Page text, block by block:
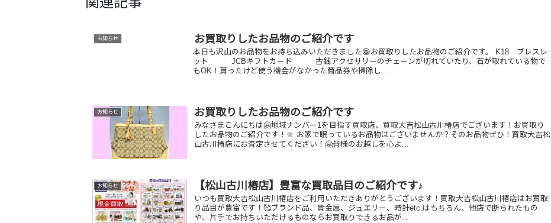
お知らせ お買取りしたお品物のご紹介です
本日も沢山のお品物をお持ち込みいただきました😁お買取りしたお品物のご紹介です。 K18 ブレスレ
ット JCBギフトカード 古銭アクセサリーのチェーンが切れていたり、石が取れている物で
もOK！貰ったけど使う機会がなかった商品券や掃除し...
お知らせ お買取りしたお品物のご紹介です
みなさまこんにちは🤗地域ナンバー1を目指す買取店、買取大吉松山古川椿店でございます！お買取り
したお品物のご紹介です！🔆 お家で眠っているお品物はございませんか？そのお品物ぜひ！買取大吉松
山古川椿店にお査定させてください！🤗皆様のお越しを心よ...
お知らせ 【松山古川椿店】豊富な買取品目のご紹介です♪
いつも買取大吉松山古川椿店をご利用いただきありがとうございます！買取大吉松山古川椿店はお買取
り品目が豊富です！🥰ブランド品、貴金属、ジュエリー、時計etc.はもちろん、他店で断られたもの
や、片手でお持ちいただけるものならお買取りできるお品が...